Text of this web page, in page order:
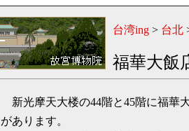
台湾ing > 台北
福華大飯
新光摩天大楼の44階と45階に福華
があります。